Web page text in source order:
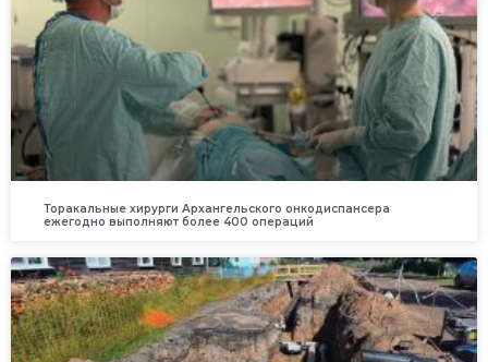
Торакальные хирурги Архангельского онкодиспансера
ежегодно выполняют более 400 операций